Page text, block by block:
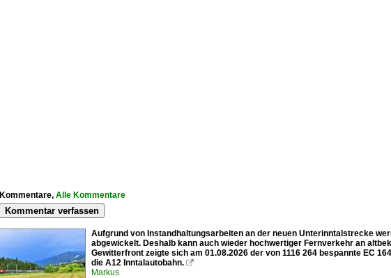
Kommentare, Alle Kommentare
Kommentar verfassen
Aufgrund von Instandhaltungsarbeiten an der neuen Unterinntalstrecke
abgewickelt. Deshalb kann auch wieder hochwertiger Fernverkehr an
Gewitterfront zeigte sich am 01.08.2026 der von 1116 264 bespannte EC
die A12 Inntalautobahn. 
Markus